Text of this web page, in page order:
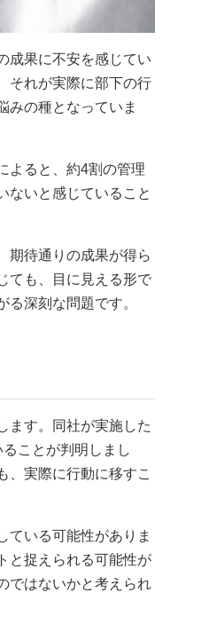
成果に不安を感じてい
それが実際に部下の行
みの種となっていま
よると、約4割の管理
ないと感じていること
期待通りの成果が得ら
ても、目に見える形で
深刻な問題です。
ます。同社が実施した
ことが判明しまし
、実際に行動に移すこ
ている可能性がありま
と捉えられる可能性が
ではないかと考えられ